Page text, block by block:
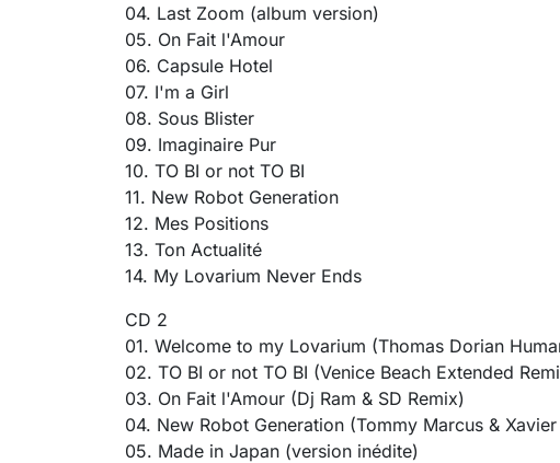
04. Last Zoom (album version)
05. On Fait l'Amour
06. Capsule Hotel
07. I'm a Girl
08. Sous Blister
09. Imaginaire Pur
10. TO BI or not TO BI
11. New Robot Generation
12. Mes Positions
13. Ton Actualité
14. My Lovarium Never Ends
CD 2
01. Welcome to my Lovarium (Thomas Dorian
02. TO BI or not TO BI (Venice Beach Extended
03. On Fait l'Amour (Dj Ram & SD Remix)
04. New Robot Generation (Tommy Marcus &
05. Made in Japan (version inédite)